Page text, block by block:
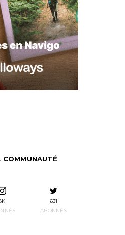
COMMUNAUTÉ
631
ABONNÉS